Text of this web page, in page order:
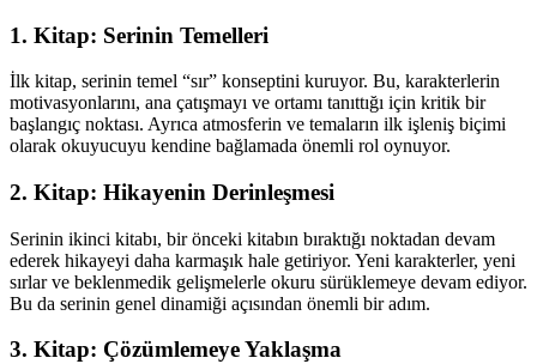
1. Kitap: Serinin Temelleri
İlk kitap, serinin temel “sır” konseptini kuruyor. Bu, karakterlerin
motivasyonlarını, ana çatışmayı ve ortamı tanıttığı için kritik bir
başlangıç noktası. Ayrıca atmosferin ve temaların ilk işleniş biçimi
olarak okuyucuyu kendine bağlamada önemli rol oynuyor.
2. Kitap: Hikayenin Derinleşmesi
Serinin ikinci kitabı, bir önceki kitabın bıraktığı noktadan devam
ederek hikayeyi daha karmaşık hale getiriyor. Yeni karakterler, yeni
sırlar ve beklenmedik gelişmelerle okuru sürüklemeye devam ediyor.
Bu da serinin genel dinamiği açısından önemli bir adım.
3. Kitap: Çözümlemeye Yaklaşma